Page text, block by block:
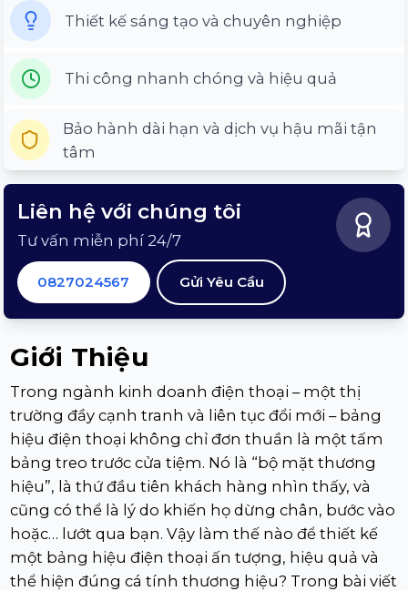
Thiết kế sáng tạo và chuyên nghiệp
Thi công nhanh chóng và hiệu quả
Bảo hành dài hạn và dịch vụ hậu mãi tận
tâm
Liên hệ với chúng tôi
Tư vấn miễn phí 24/7
0827024567 Gửi Yêu Cầu
Giới Thiệu
Trong ngành kinh doanh điện thoại – một thị
trường đầy cạnh tranh và liên tục đổi mới – bảng
hiệu điện thoại không chỉ đơn thuần là một tấm
bảng treo trước cửa tiệm. Nó là “bộ mặt thương
hiệu”, là thứ đầu tiên khách hàng nhìn thấy, và
cũng có thể là lý do khiến họ dừng chân, bước vào
hoặc… lướt qua bạn. Vậy làm thế nào để thiết kế
một bảng hiệu điện thoại ấn tượng, hiệu quả và
thể hiện đúng cá tính thương hiệu? Trong bài viết